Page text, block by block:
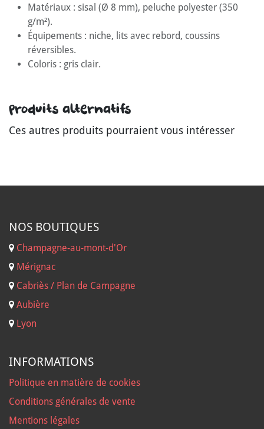
Matériaux : sisal (Ø 8 mm), peluche polyester (350
g/m²).
Équipements : niche, lits avec rebord, coussins
réversibles.
Coloris : gris clair.
Produits alternatifs
Ces autres produits pourraient vous intéresser
NOS BOUTIQUES
Champagne-au-mont-d'Or
Mérignac
Cabriès / Plan de Campagne
Aubière
Lyon
INFORMATIONS
Politique en matière de cookies
Conditions générales de vente
Mentions légales